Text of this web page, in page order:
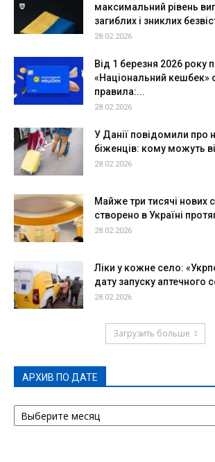
максимальний рівень
загиблих і зниклих
28.02.2026
Від 1 березня 2026 року
«Національний кешбек»
правила:...
28.02.2026
У Данії повідомили про
біженців: кому можуть
28.02.2026
Майже три тисячі нових
створено в Україні
28.02.2026
Ліки у кожне село:
дату запуску аптечного
28.02.2026
Загрузить больше
АРХИВ ПО ДАТЕ
АРХИВ
ПО